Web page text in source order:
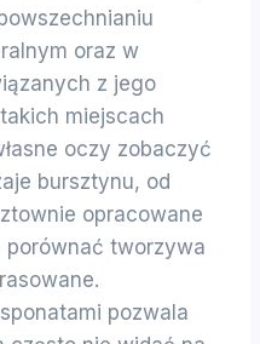
oraz w
z jego
miejscach
oczy zobaczyć
bursztynu, od
opracowane
porównać tworzywa
pozwala